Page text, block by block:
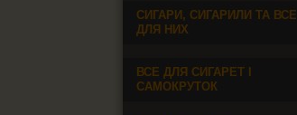
СИГАРИ, СИГАРИЛИ ТА ВСЕ
ДЛЯ НИХ
ВСЕ ДЛЯ СИГАРЕТ І
САМОКРУТОК